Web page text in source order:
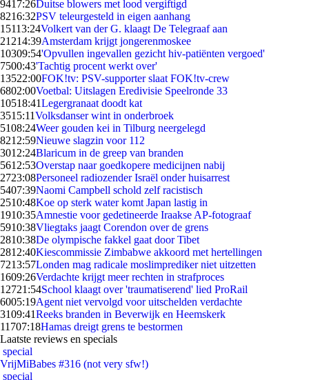
9417:26Duitse blowers met lood vergiftigd
8216:32PSV teleurgesteld in eigen aanhang
15113:24Volkert van der G. klaagt De Telegraaf aan
21214:39Amsterdam krijgt jongerenmoskee
10309:54'Opvullen ingevallen gezicht hiv-patiënten vergoed'
7500:43'Tachtig procent werkt over'
13522:00FOK!tv: PSV-supporter slaat FOK!tv-crew
6802:00Voetbal: Uitslagen Eredivisie Speelronde 33
10518:41Legergranaat doodt kat
3515:11Volksdanser wint in onderbroek
5108:24Weer gouden kei in Tilburg neergelegd
8212:59Nieuwe slagzin voor 112
3012:24Blaricum in de greep van branden
5612:53Overstap naar goedkopere medicijnen nabij
2723:08Personeel radiozender Israël onder huisarrest
5407:39Naomi Campbell schold zelf racistisch
2510:48Koe op sterk water komt Japan lastig in
1910:35Amnestie voor gedetineerde Iraakse AP-fotograaf
5910:38Vliegtaks jaagt Corendon over de grens
2810:38De olympische fakkel gaat door Tibet
2812:40Kiescommissie Zimbabwe akkoord met hertellingen
7213:57Londen mag radicale moslimprediker niet uitzetten
1609:26Verdachte krijgt meer rechten in strafproces
12721:54School klaagt over 'traumatiserend' lied ProRail
6005:19Agent niet vervolgd voor uitschelden verdachte
3109:41Reeks branden in Beverwijk en Heemskerk
11707:18Hamas dreigt grens te bestormen
Laatste reviews en specials
special
VrijMiBabes #316 (not very sfw!)
special